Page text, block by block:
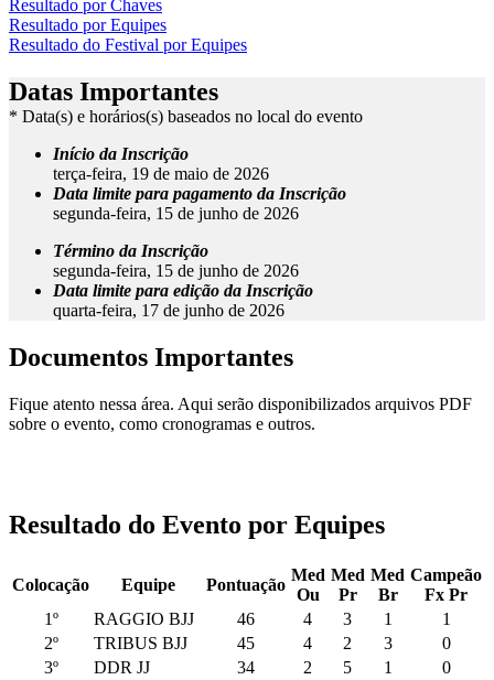
Resultado por Chaves
Resultado por Equipes
Resultado do Festival por Equipes
Datas Importantes
* Data(s) e horários(s) baseados no local do evento
Início da Inscrição
terça-feira, 19 de maio de 2026
Data limite para pagamento da Inscrição
segunda-feira, 15 de junho de 2026
Término da Inscrição
segunda-feira, 15 de junho de 2026
Data limite para edição da Inscrição
quarta-feira, 17 de junho de 2026
Documentos Importantes
Fique atento nessa área. Aqui serão disponibilizados arquivos PDF
sobre o evento, como cronogramas e outros.
Resultado do Evento por Equipes
Colocação Equipe Pontuação
Med
Ou
Med
Pr
Med
Br
Campeão
Fx Pr
1º
RAGGIO BJJ 46 4 3 1
1
2º
TRIBUS BJJ 45 4 2 3
0
3º
DDR JJ 34 2 5 1
0